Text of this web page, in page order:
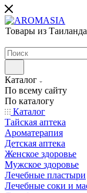
Товары из
Каталог
По всему сайту
По каталогу
Каталог
Тайская аптека
Ароматерапия
Детская аптека
Женское здоровье
Мужское здоровье
Лечебные пластыри
Лечебные соки и